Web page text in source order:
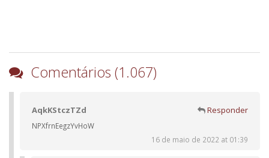
Comentários (1.067)
AqkKStczTZd Responder
NPXfrnEegzYvHoW
16 de maio de 2022 at 01:39